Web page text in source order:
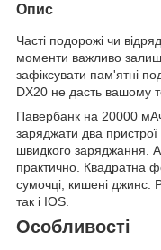
Опис
Часті подорожі чи
моменти важливо
зафіксувати пам'ятні
DX20 не дасть вашому
Павербанк на 20000
заряджати два
швидкого заряджання.
практично. Квадратна
сумочці, кишені джинс.
так і IOS.
Особливості